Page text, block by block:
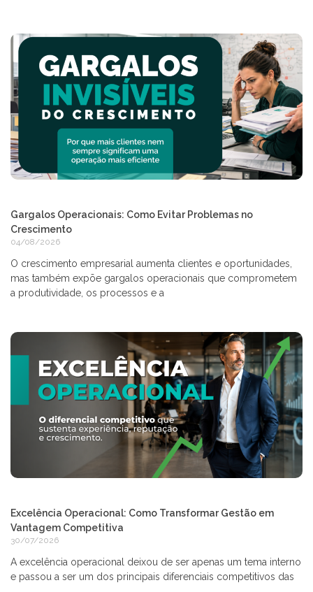
Gargalos Operacionais: Como Evitar Problemas no
Crescimento
04/08/2026
O crescimento empresarial aumenta clientes e oportunidades,
mas também expõe gargalos operacionais que comprometem
a produtividade, os processos e a
Excelência Operacional: Como Transformar Gestão em
Vantagem Competitiva
30/07/2026
A excelência operacional deixou de ser apenas um tema interno
e passou a ser um dos principais diferenciais competitivos das